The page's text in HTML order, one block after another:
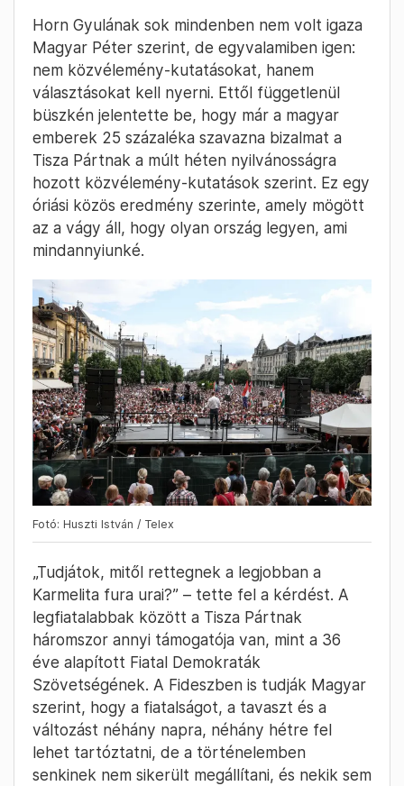
Horn Gyulának sok mindenben nem volt igaza
Magyar Péter szerint, de egyvalamiben igen:
nem közvélemény-kutatásokat, hanem
választásokat kell nyerni. Ettől függetlenül
büszkén jelentette be, hogy már a magyar
emberek 25 százaléka szavazna bizalmat a
Tisza Pártnak a múlt héten nyilvánosságra
hozott közvélemény-kutatások szerint. Ez egy
óriási közös eredmény szerinte, amely mögött
az a vágy áll, hogy olyan ország legyen, ami
mindannyiunké.
Fotó: Huszti István / Telex
„Tudjátok, mitől rettegnek a legjobban a
Karmelita fura urai?” – tette fel a kérdést. A
legfiatalabbak között a Tisza Pártnak
háromszor annyi támogatója van, mint a 36
éve alapított Fiatal Demokraták
Szövetségének. A Fideszben is tudják Magyar
szerint, hogy a fiatalságot, a tavaszt és a
változást néhány napra, néhány hétre fel
lehet tartóztatni, de a történelemben
senkinek nem sikerült megállítani, és nekik sem